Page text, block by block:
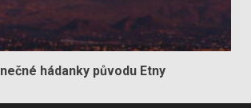
hádanky původu Etny